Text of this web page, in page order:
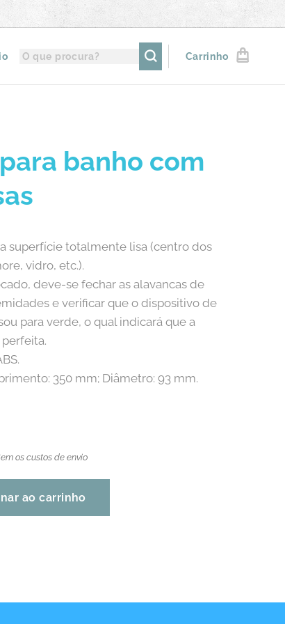
Carrinho
banho com
superfície totalmente lisa (centro dos
vidro, etc.).
deve-se fechar as alavancas de
e verificar que o dispositivo de
para verde, o qual indicará que a
350 mm; Diâmetro: 93 mm.
os custos de envio
ao carrinho